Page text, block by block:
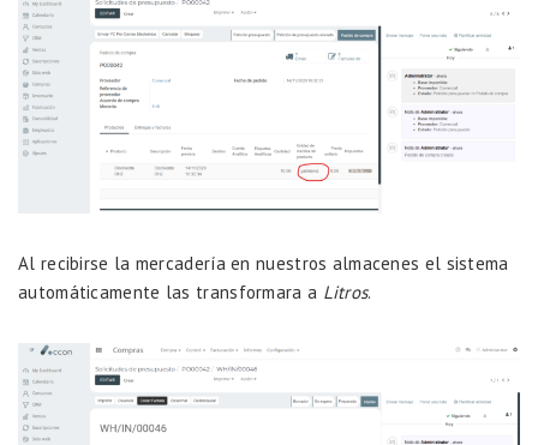
Al recibirse la mercadería en nuestros almacenes el sistema
automáticamente las transformara a Litros.